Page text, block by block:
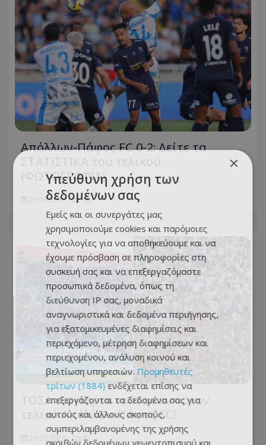
Απόλλων-Πάφος FC 0-2: Δείτε τα
(ΦΩΤΟΓΡΑΦΙΑ)
29.05.2026 - 21:18
ΤΟΣΑ εισιτήρια «κόπηκαν» στον
τελικό Απόλλων-Πάφος FC!
29.05.2026 - 20:47
×
Υπεύθυνη χρήση των
δεδομένων σας
Εμείς και οι συνεργάτες μας
χρησιμοποιούμε cookies και παρόμοιες
τεχνολογίες για να αποθηκεύουμε και να
έχουμε πρόσβαση σε πληροφορίες στη
συσκευή σας και να επεξεργαζόμαστε
προσωπικά δεδομένα, όπως τη
διεύθυνση IP σας, μοναδικά
αναγνωριστικά και δεδομένα περιήγησης,
για εξατομικευμένες διαφημίσεις και
περιεχόμενο, μέτρηση διαφημίσεων και
περιεχομένου, ανάλυση κοινού και
βελτίωση υπηρεσιών. Προμηθευτές
τρίτων (1884) ενδέχεται επίσης να
επεξεργάζονται τα δεδομένα σας για
αυτούς και άλλους σκοπούς,
συμπεριλαμβανομένης της χρήσης
ακριβών δεδομένων γεωεντοπισμού και